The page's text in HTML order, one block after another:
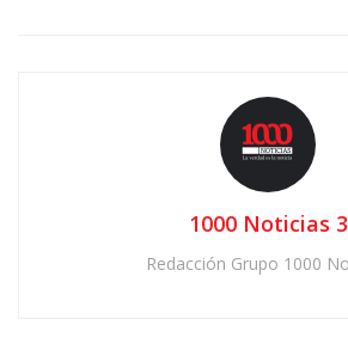
1000 Noticias 3
Redacción Grupo 1000